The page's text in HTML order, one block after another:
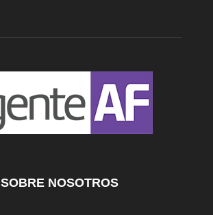
SOBRE NOSOTROS